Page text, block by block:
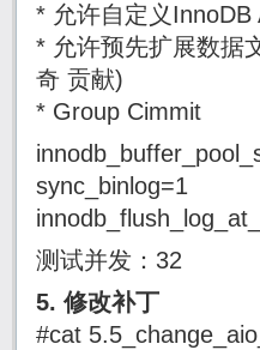
* 允许自定义
* 允许预先扩展数据
奇 贡献)
* Group Cimmit
sync_binlog=1
测试并发：32
5. 修改补丁
#cat